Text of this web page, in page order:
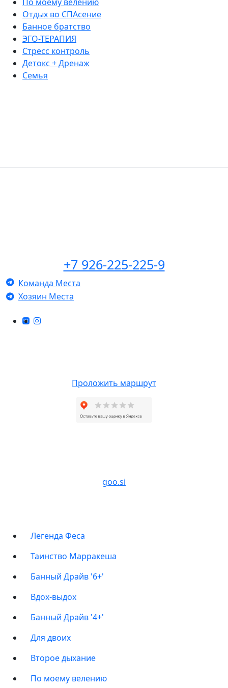
Отдых во СПАсение
Банное братство
ЭГО-ТЕРАПИЯ
Стресс контроль
Детокс + Дренаж
Семья
+7 926-225-225-9
Команда Места
Хозяин Места
Проложить маршрут
goo.si
Легенда Феса
Таинство Марракеша
Банный Драйв '6+'
Вдох-выдох
Банный Драйв '4+'
Для двоих
Второе дыхание
По моему велению